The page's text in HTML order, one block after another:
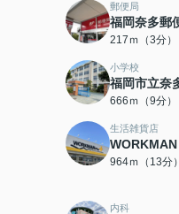
郵便局
福岡奈多郵
217ｍ（3分）
小学校
福岡市立奈
666ｍ（9分）
生活雑貨店
964ｍ（13分）
内科